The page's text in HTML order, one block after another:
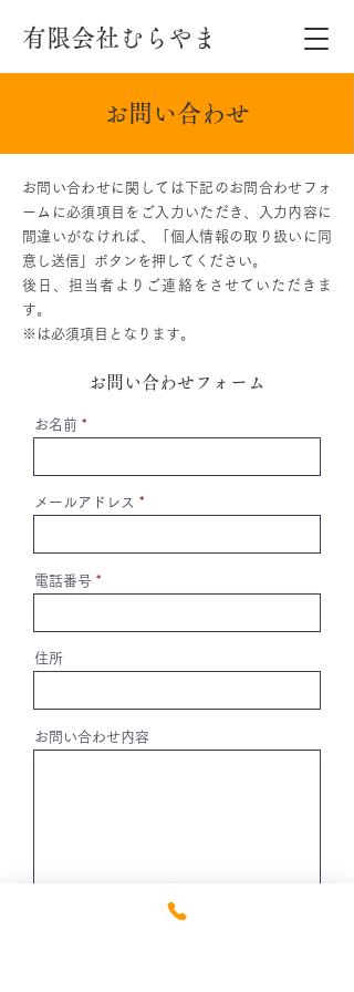
有限会社むらやま
お問い合わせ
お問い合わせに関しては下記のお問合わせフォ
ームに必須項目をご入力いただき、入力内容に
間違いがなければ、「個人情報の取り扱いに同
意し送信」ボタンを押してください。
後日、担当者よりご連絡をさせていただきま
す。
※は必須項目となります。
お問い合わせフォーム
お名前
メールアドレス
電話番号
住所
お問い合わせ内容